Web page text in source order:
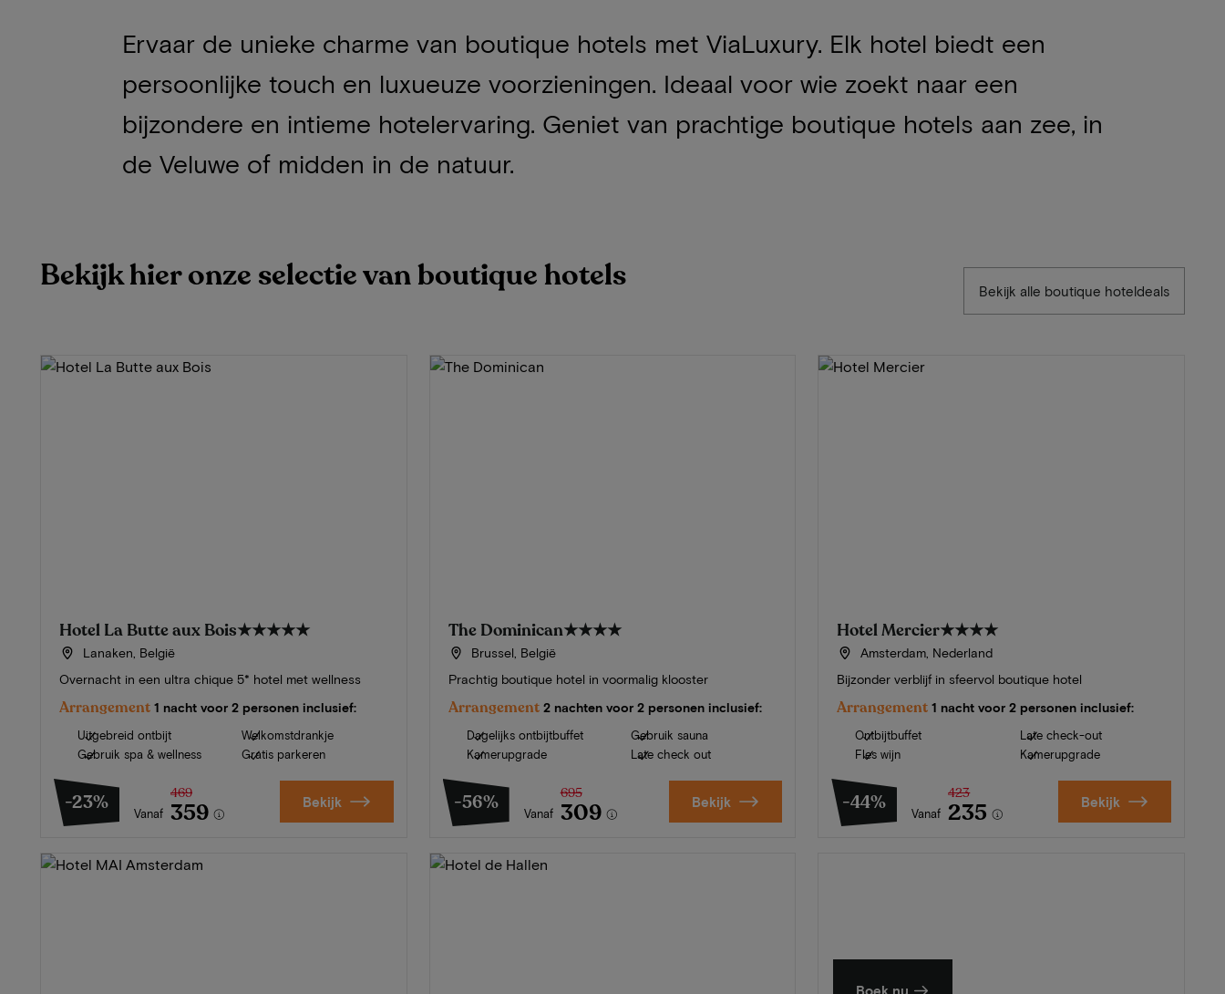
Ervaar de unieke charme van boutique hotels met ViaLuxury. Elk hotel biedt een
persoonlijke touch en luxueuze voorzieningen. Ideaal voor wie zoekt naar een
bijzondere en intieme hotelervaring. Geniet van prachtige boutique hotels aan zee, in
de Veluwe of midden in de natuur.
Bekijk hier onze selectie van boutique hotels Bekijk alle boutique hoteldeals
Hotel La Butte aux Bois★★★★★
Lanaken, België
Overnacht in een ultra chique 5* hotel met wellness
Arrangement 1 nacht voor 2 personen inclusief:
Uitgebreid ontbijt
Gebruik spa & wellness
Welkomstdrankje
Gratis parkeren
-23% Vanaf
469
359 Bekijk
The Dominican★★★★
Brussel, België
Prachtig boutique hotel in voormalig klooster
Arrangement 2 nachten voor 2 personen inclusief:
Dagelijks ontbijtbuffet
Kamerupgrade
Gebruik sauna
Late check out
-56% Vanaf
695
309 Bekijk
Hotel Mercier★★★★
Amsterdam, Nederland
Bijzonder verblijf in sfeervol boutique hotel
Arrangement 1 nacht voor 2 personen inclusief:
Ontbijtbuffet
Fles wijn
Late check-out
Kamerupgrade
-44% Vanaf
423
235 Bekijk
Boek nu